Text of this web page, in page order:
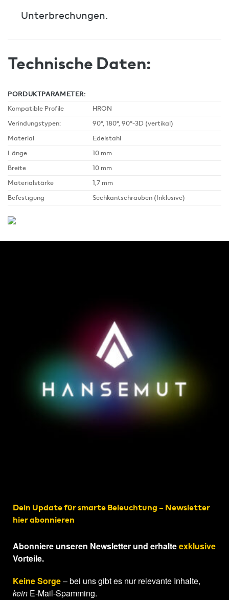
Unterbrechungen.
Technische Daten:
PORDUKTPARAMETER:
Kompatible Profile
HRON
Verindungstypen:
90°, 180°, 90°-3D (vertikal)
Material
Edelstahl
Länge
10 mm
Breite
10 mm
Materialstärke
1,7 mm
Befestigung
Sechkantschrauben (Inklusive)
Dein Update für smarte Beleuchtung – Newsletter
hier abonnieren
Abonniere unseren Newsletter und erhalteexklusive
Vorteile.
Keine Sorge– bei uns gibt es nur relevante Inhalte,
kein E-Mail-Spamming.